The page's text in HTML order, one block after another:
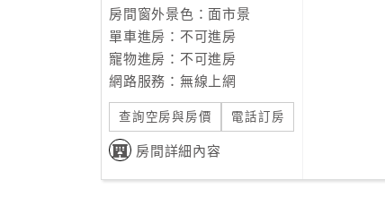
房間窗外景色：面市景
單車進房：不可進房
寵物進房：不可進房
網路服務：無線上網
查詢空房與房價 電話訂房
房間詳細內容